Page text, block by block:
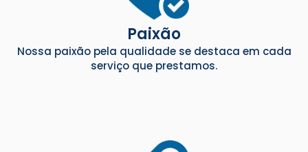
Paixão
Nossa paixão pela qualidade se destaca em cada
serviço que prestamos.